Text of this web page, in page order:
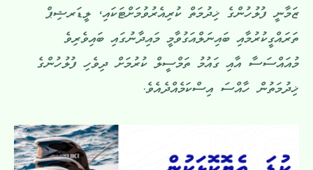
ޒަމާނީ ފުލުހުންގެ ޚިދުމަތް ކުރިއެރުވުމަށްޓަކައި، ލީޑަރޝިޕް
ތަރައްގީކުރުމާއި ބައިނަލްއަގުވާމީ މައިދާނުގައި ބައިވެރިވެ
މުއައްސަސާ އާއި ގައުމު ތަމްސީލް ކުރުމަށް ދިވެހި ފުލުހުންގެ
ޚިދުމަތުން ހާއްސަ އިސްކަމެއްދެއެވެ.